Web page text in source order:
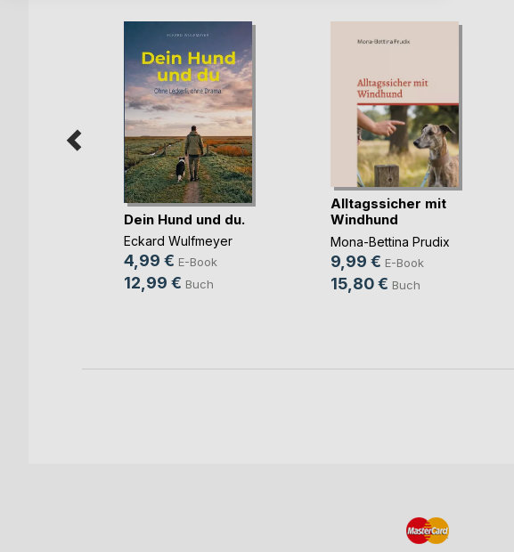
Dein Hund und du.
Eckard Wulfmeyer
4,99 € E-Book
12,99 € Buch
Alltagssicher mit
Windhund
Mona-Bettina Prudix
9,99 € E-Book
15,80 € Buch